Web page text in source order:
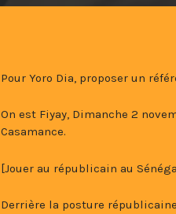
Pour Yoro Dia, proposer un
On est Fiyay, Dimanche 2
Casamance.
[Jouer au républicain au
Derrière la posture